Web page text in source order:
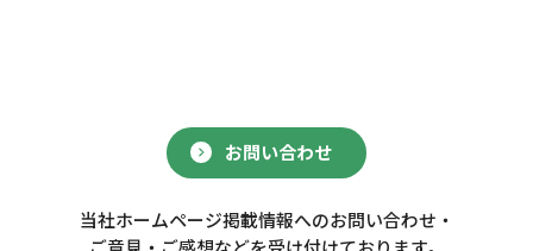
お問い合わせ
当社ホームページ掲載情報へのお問い合わせ・